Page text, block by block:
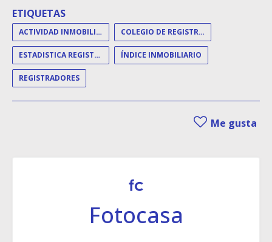
ETIQUETAS
ACTIVIDAD INMOBILIARIA COLEGIO DE REGISTRADORES
ESTADISTICA REGISTRAL ÍNDICE INMOBILIARIO
REGISTRADORES
Me gusta
Fotocasa